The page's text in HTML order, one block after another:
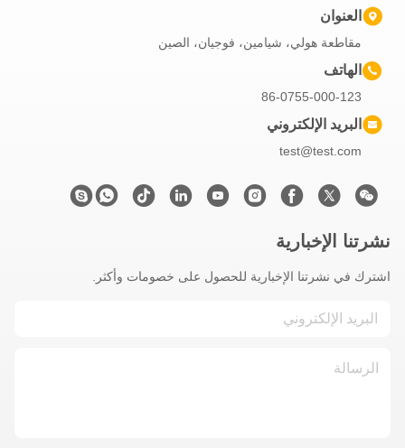
العنوان
مقاطعة هولي، شيامين، فوجيان، الصين
الهاتف
86-0755-000-123
البريد الإلكتروني
test@test.com
نشرتنا الإخبارية
اشترك في نشرتنا الإخبارية للحصول على خصومات وأكثر.